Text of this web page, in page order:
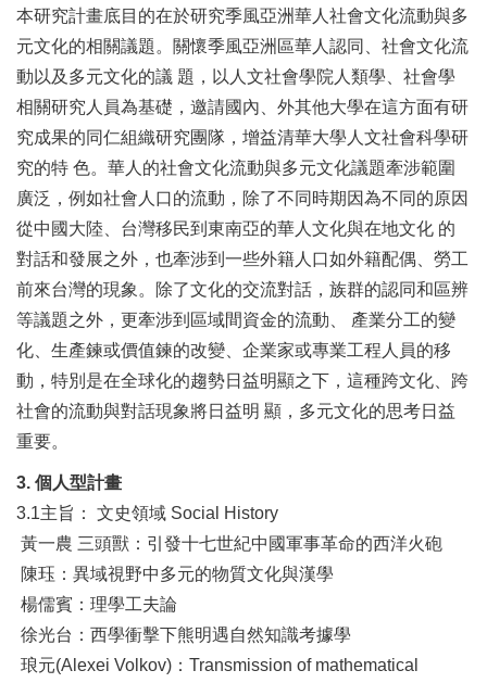
本研究計畫底目的在於研究季風亞洲華人社會文化流動與多
元文化的相關議題。關懷季風亞洲區華人認同、社會文化流
動以及多元文化的議 題，以人文社會學院人類學、社會學
相關研究人員為基礎，邀請國內、外其他大學在這方面有研
究成果的同仁組織研究團隊，增益清華大學人文社會科學研
究的特 色。華人的社會文化流動與多元文化議題牽涉範圍
廣泛，例如社會人口的流動，除了不同時期因為不同的原因
從中國大陸、台灣移民到東南亞的華人文化與在地文化 的
對話和發展之外，也牽涉到一些外籍人口如外籍配偶、勞工
前來台灣的現象。除了文化的交流對話，族群的認同和區辨
等議題之外，更牽涉到區域間資金的流動、 產業分工的變
化、生產鍊或價值鍊的改變、企業家或專業工程人員的移
動，特別是在全球化的趨勢日益明顯之下，這種跨文化、跨
社會的流動與對話現象將日益明 顯，多元文化的思考日益
重要。
3. 個人型計畫
3.1主旨： 文史領域 Social History
黃一農 三頭獸：引發十七世紀中國軍事革命的西洋火砲
陳珏：異域視野中多元的物質文化與漢學
楊儒賓：理學工夫論
徐光台：西學衝擊下熊明遇自然知識考據學
琅元(Alexei Volkov)：Transmission of mathematical